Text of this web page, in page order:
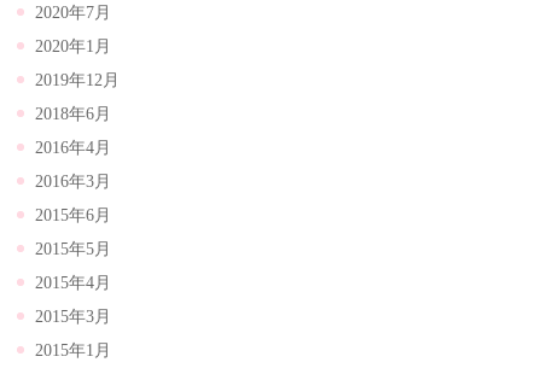
2020年7月
2020年1月
2019年12月
2018年6月
2016年4月
2016年3月
2015年6月
2015年5月
2015年4月
2015年3月
2015年1月